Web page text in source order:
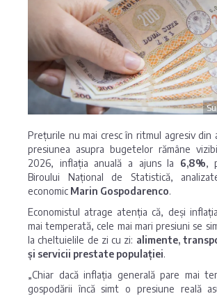
ProCredit Bank
Victoriabank
Prețurile nu mai cresc în ritmul agresiv din
presiunea asupra bugetelor rămâne
2026, inflația anuală a ajuns la 6,8%,
Biroului Național de Statistică,
economic Marin Gospodarenco.
Economistul atrage atenția că, deși
mai temperată, cele mai mari presiuni se
la cheltuielile de zi cu zi: alimente,
și servicii prestate populației.
„Chiar dacă inflația generală pare mai
gospodării încă simt o presiune reală